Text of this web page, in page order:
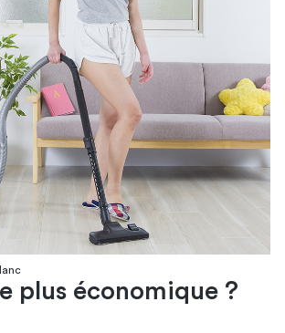
plus économique ?